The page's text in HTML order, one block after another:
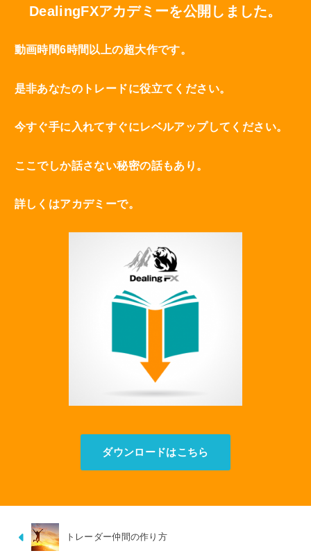
DealingFXアカデミーを公開しました。
動画時間6時間以上の超大作です。
是非あなたのトレードに役立てください。
今すぐ手に入れてすぐにレベルアップしてください。
ここでしか話さない秘密の話もあり。
詳しくはアカデミーで。
ダウンロードはこちら
トレーダー仲間の作り方